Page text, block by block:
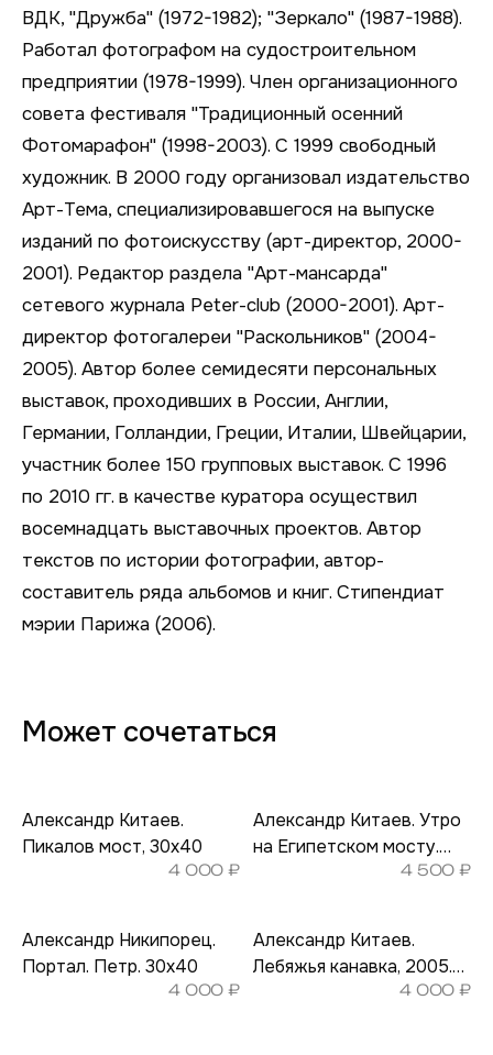
ВДК, "Дружба" (1972-1982); "Зеркало" (1987-1988).
Работал фотографом на судостроительном
предприятии (1978-1999). Член организационного
совета фестиваля "Традиционный осенний
Фотомарафон" (1998-2003). С 1999 свободный
художник. В 2000 году организовал издательство
Арт-Тема, специализировавшегося на выпуске
изданий по фотоискусству (арт-директор, 2000-
2001). Редактор раздела "Арт-мансарда"
сетевого журнала Peter-club (2000-2001). Арт-
директор фотогалереи "Раскольников" (2004-
2005). Автор более семидесяти персональных
выставок, проходивших в России, Англии,
Германии, Голландии, Греции, Италии, Швейцарии,
участник более 150 групповых выставок. С 1996
по 2010 гг. в качестве куратора осуществил
восемнадцать выставочных проектов. Автор
текстов по истории фотографии, автор-
составитель ряда альбомов и книг. Стипендиат
мэрии Парижа (2006).
Может сочетаться
Александр Китаев.
Пикалов мост, 30х40
4 000₽
Александр Никипорец.
Портал. Петр. 30х40
4 000₽
Александр Китаев. Утро
на Египетском мосту.
4 500₽
Александр Китаев.
Лебяжья канавка, 2005.
4 000₽